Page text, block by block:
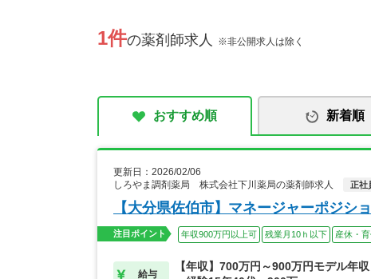
1件の薬剤師求人 ※非公開求人は除く
おすすめ順 新着順
更新日：2026/02/06
しろやま調剤薬局 株式会社下川薬局の薬剤師求人
正社
【大分県佐伯市】マネージャーポジシ
注目ポイント 年収900万円以上可 残業月10ｈ以下 産休・
給与
【年収】700万円～900万円モデル年